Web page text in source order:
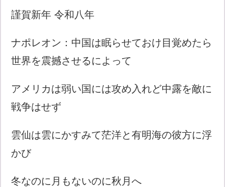
謹賀新年 令和八年
ナポレオン：中国は眠らせておけ目覚めたら
世界を震撼させるによって
アメリカは弱い国には攻め入れど中露を敵に
戦争はせず
雲仙は雲にかすみて茫洋と有明海の彼方に浮
かび
冬なのに月もないのに秋月へ